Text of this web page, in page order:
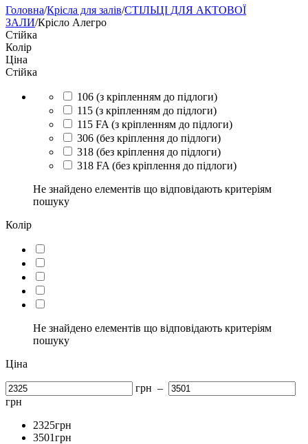
Головна/Крісла для залів/СТІЛЬЦІ ДЛЯ АКТОВОЇ
ЗАЛИ/Крісло Алегро
Стійка
Колір
Ціна
Стійка
106 (з кріпленням до підлоги)
115 (з кріпленням до підлоги)
115 FA (з кріпленням до підлоги)
306 (без кріплення до підлоги)
318 (без кріплення до підлоги)
318 FA (без кріплення до підлоги)
Не знайдено елементів що відповідають критеріям
пошуку
Колір
Не знайдено елементів що відповідають критеріям
пошуку
Ціна
грн –
грн
2325грн
3501грн